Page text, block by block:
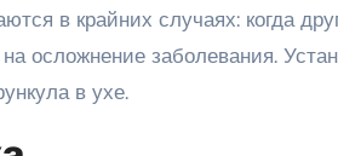
в крайних случаях: когда
осложнение заболевания.
в ухе.